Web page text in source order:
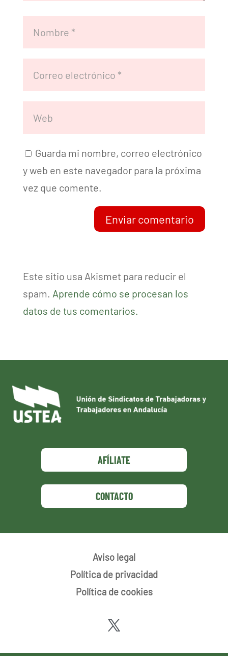
Guarda mi nombre, correo electrónico
y web en este navegador para la próxima
vez que comente.
Enviar comentario
Este sitio usa Akismet para reducir el
spam. Aprende cómo se procesan los
datos de tus comentarios.
AFÍLIATE
CONTACTO
Aviso legal
Política de privacidad
Política de cookies